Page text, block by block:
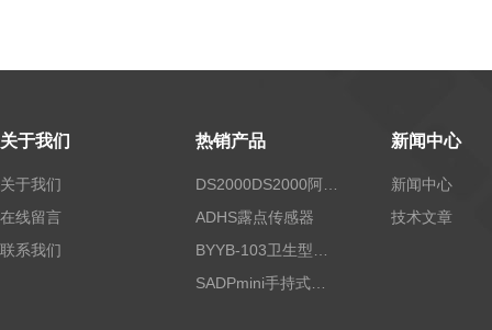
关于我们
关于我们
在线留言
联系我们
热销产品
ADHS露点传感器
新闻中心
新闻中心
技术文章